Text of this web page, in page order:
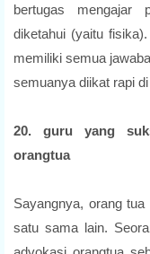
bertugas mengajar
diketahui (yaitu
memiliki semua
semuanya diikat rapi
20. guru yang
orangtua
Sayangnya, orang
satu sama lain.